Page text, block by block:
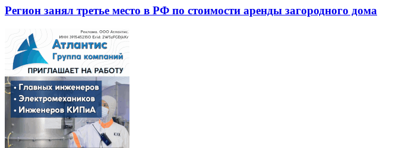
Регион занял третье место в РФ по стоимости аренды загородного дома